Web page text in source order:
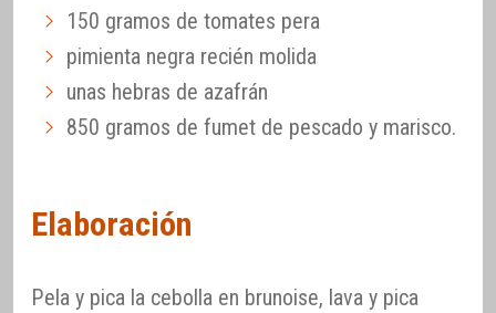
150 gramos de tomates pera
pimienta negra recién molida
unas hebras de azafrán
850 gramos de fumet de pescado y marisco.
Elaboración
Pela y pica la cebolla en brunoise, lava y pica